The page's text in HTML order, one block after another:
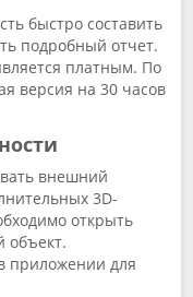
быстро составить
подробный отчет.
платным. По
версия на 30 часов
внешний
3D-
открыть
объект.
приложении для